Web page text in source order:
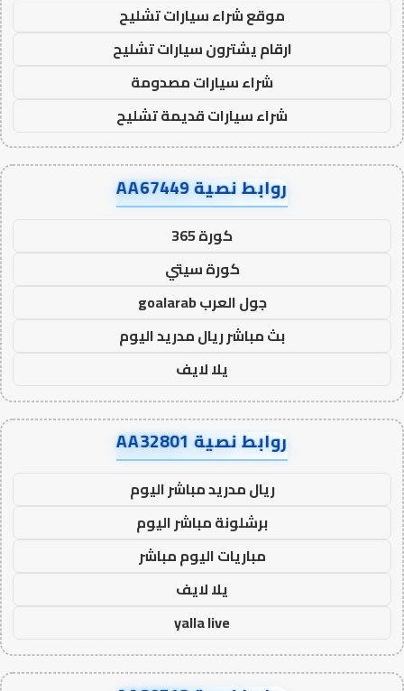
موقع شراء سيارات تشليح
ارقام يشترون سيارات تشليح
شراء سيارات مصدومة
شراء سيارات قديمة تشليح
روابط نصية AA67449
كورة 365
كورة سيتي
جول العرب goalarab
بث مباشر ريال مدريد اليوم
يلا لايف
روابط نصية AA32801
ريال مدريد مباشر اليوم
برشلونة مباشر اليوم
مباريات اليوم مباشر
يلا لايف
yalla live